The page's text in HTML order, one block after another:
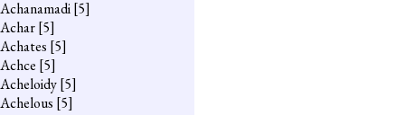
Achanamadi[5]
Achar[5]
Achates [5]
Achce [5]
Acheloidy[5]
Achelous [5]